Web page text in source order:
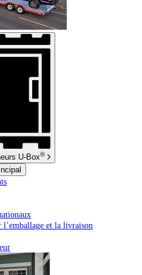
U-Box®
l’emballage et la livraison